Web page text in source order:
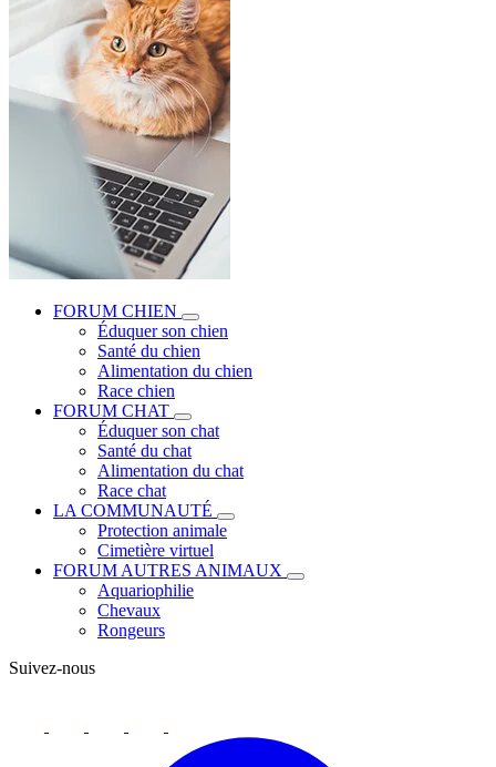
FORUM CHIEN
Éduquer son chien
Santé du chien
Alimentation du chien
Race chien
FORUM CHAT
Éduquer son chat
Santé du chat
Alimentation du chat
Race chat
LA COMMUNAUTÉ
Protection animale
Cimetière virtuel
FORUM AUTRES ANIMAUX
Aquariophilie
Chevaux
Rongeurs
Suivez-nous